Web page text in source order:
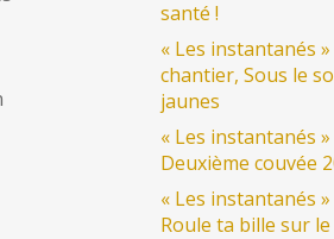
santé !
« Les instantanés »
chantier, Sous le
jaunes
« Les instantanés
Deuxième couvée
« Les instantanés
Roule ta bille sur